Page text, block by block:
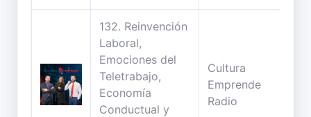
132. Reinvención
Laboral,
Emociones del
Teletrabajo,
Economía
Conductual y
Cultura
Emprende
Radio